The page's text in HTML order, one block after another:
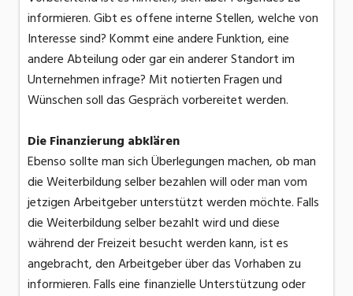
informieren. Gibt es offene interne Stellen, welche von
Interesse sind? Kommt eine andere Funktion, eine
andere Abteilung oder gar ein anderer Standort im
Unternehmen infrage? Mit notierten Fragen und
Wünschen soll das Gespräch vorbereitet werden.
Die Finanzierung abklären
Ebenso sollte man sich Überlegungen machen, ob man
die Weiterbildung selber bezahlen will oder man vom
jetzigen Arbeitgeber unterstützt werden möchte. Falls
die Weiterbildung selber bezahlt wird und diese
während der Freizeit besucht werden kann, ist es
angebracht, den Arbeitgeber über das Vorhaben zu
informieren. Falls eine finanzielle Unterstützung oder